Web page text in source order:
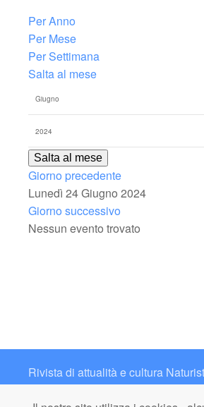
Per Anno
Per Mese
Per Settimana
Salta al mese
Salta al mese
Giorno precedente
Lunedì 24 Giugno 2024
Giorno successivo
Nessun evento trovato
Rivista di attualità e cultura
Contatto: